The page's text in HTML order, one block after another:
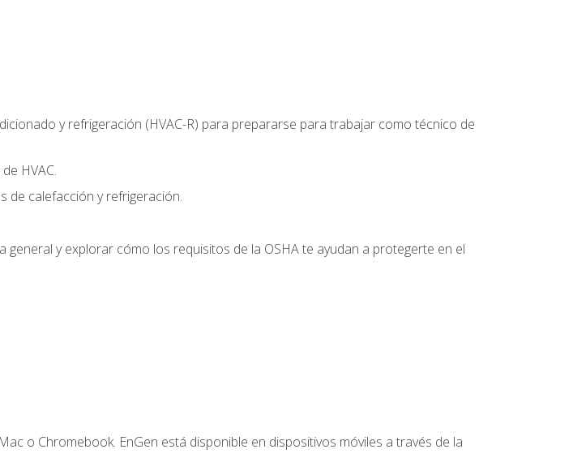
y refrigeración (HVAC-R) para prepararse para trabajar como técnico de
HVAC.
de calefacción y refrigeración.
general y explorar cómo los requisitos de la OSHA te ayudan a protegerte en el
o Chromebook. EnGen está disponible en dispositivos móviles a través de la